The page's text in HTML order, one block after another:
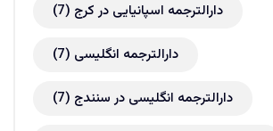
دارالترجمه اسپانیایی در کرج (7)
دارالترجمه انگلیسی (7)
دارالترجمه انگلیسی در سنندج (7)